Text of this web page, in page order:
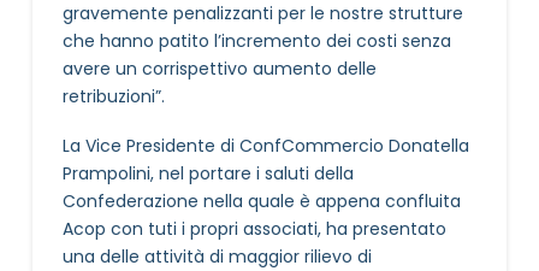
gravemente penalizzanti per le nostre strutture
che hanno patito l’incremento dei costi senza
avere un corrispettivo aumento delle
retribuzioni”.
La Vice Presidente di ConfCommercio Donatella
Prampolini, nel portare i saluti della
Confederazione nella quale è appena confluita
Acop con tuti i propri associati, ha presentato
una delle attività di maggior rilievo di